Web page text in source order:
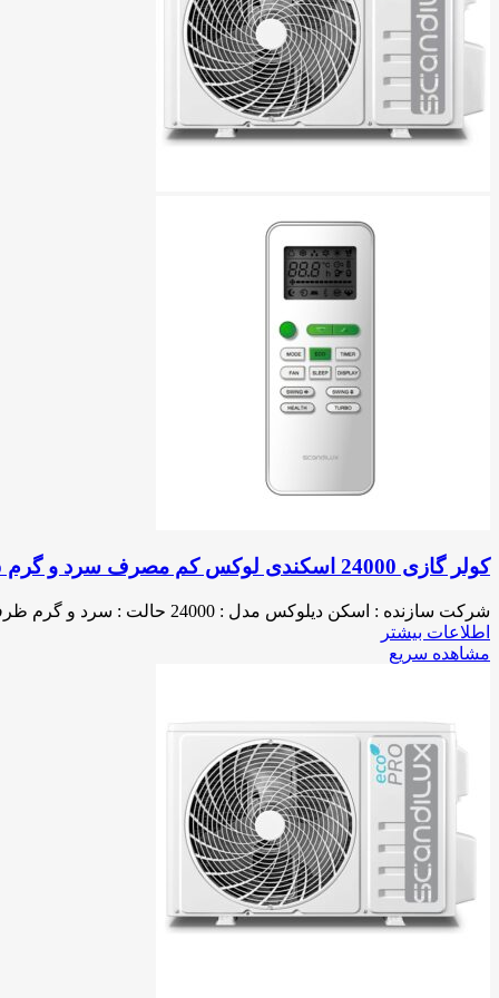
لباسشویی بوش
لباسشویی هایسنس
لباسشویی یونیوا
لباسشویی جنرال برلین
لباسشویی بکو
تخفیف شگفت انگیز
کولر گازی 24000 اسکندی لوکس کم مصرف سرد و گرم SC24E-Pro
شرکت سازنده : اسکن دیلوکس مدل : 24000 حالت : سرد و گرم ظرفیت (بی تی یو) : 24000 نوع گاز (مبرد) : R410A تکنولوژی : دانمارک مونتاژ : چین نوع کمپرسور : روتاری
اطلاعات بیشتر
مشاهده سریع